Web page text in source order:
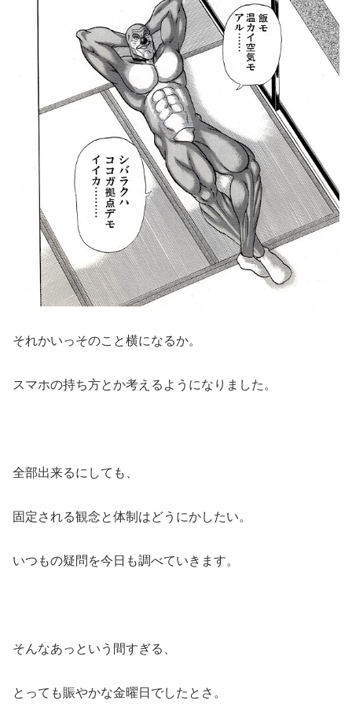
それかいっそのこと横になるか。
スマホの持ち方とか考えるようになりました。
全部出来るにしても、
固定される観念と体制はどうにかしたい。
いつもの疑問を今日も調べていきます。
そんなあっという間すぎる、
とっても賑やかな金曜日でしたとさ。